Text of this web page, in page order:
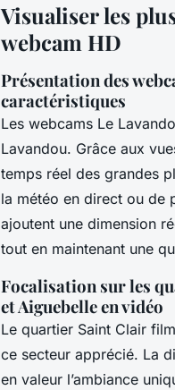
Visualiser les
webcam HD
Présentation des
caractéristiques
Les webcams Le
Lavandou. Grâce aux
temps réel des grandes
la météo en direct ou de
ajoutent une dimension
tout en maintenant une
Focalisation sur les
et Aiguebelle en vidéo
Le quartier Saint Clair
ce secteur apprécié. La
en valeur l’ambiance